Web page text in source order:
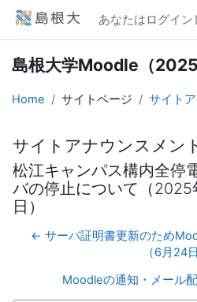
メインコンテンツへスキップする
あなたはログイ
島根大学Moodle（2025
Home サイトページ サイト
サイトアナウンスメン
松江キャンパス構内全停
バの停止について（2025
日）
← サーバ証明書更新のため
（6月24日
Moodleの通知・メール